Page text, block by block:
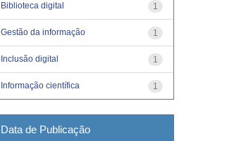
1
Biblioteca digital
1
Gestão da informação
1
Inclusão digital
1
Informação científica
Data de Publicação